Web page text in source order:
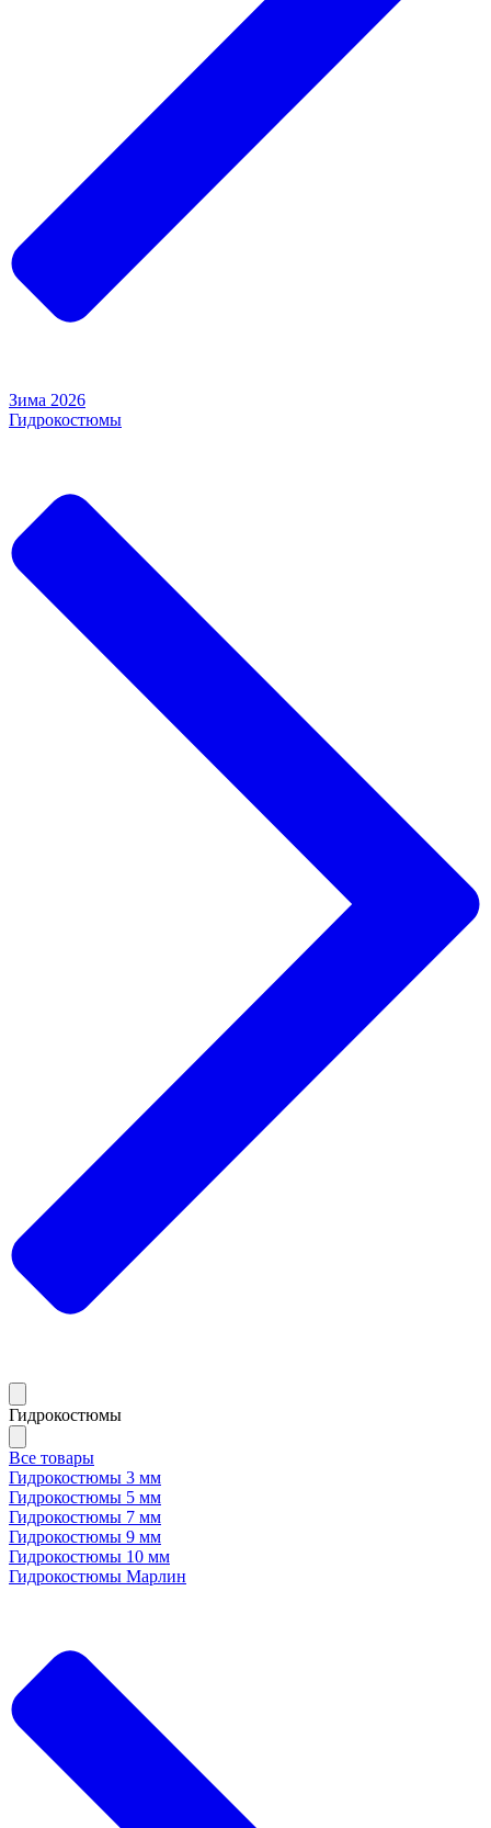
Зима 2026
Гидрокостюмы
Гидрокостюмы
Все товары
Гидрокостюмы 3 мм
Гидрокостюмы 5 мм
Гидрокостюмы 7 мм
Гидрокостюмы 9 мм
Гидрокостюмы 10 мм
Гидрокостюмы Марлин